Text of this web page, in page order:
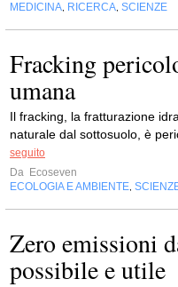
MEDICINA RICERCA SCIENZE
Fracking
umana
Il fracking, la fratturazione
naturale dal sottosuolo, è
seguito
Da Ecoseven
ECOLOGIA E AMBIENTE
Zero emissioni
possibile e utile